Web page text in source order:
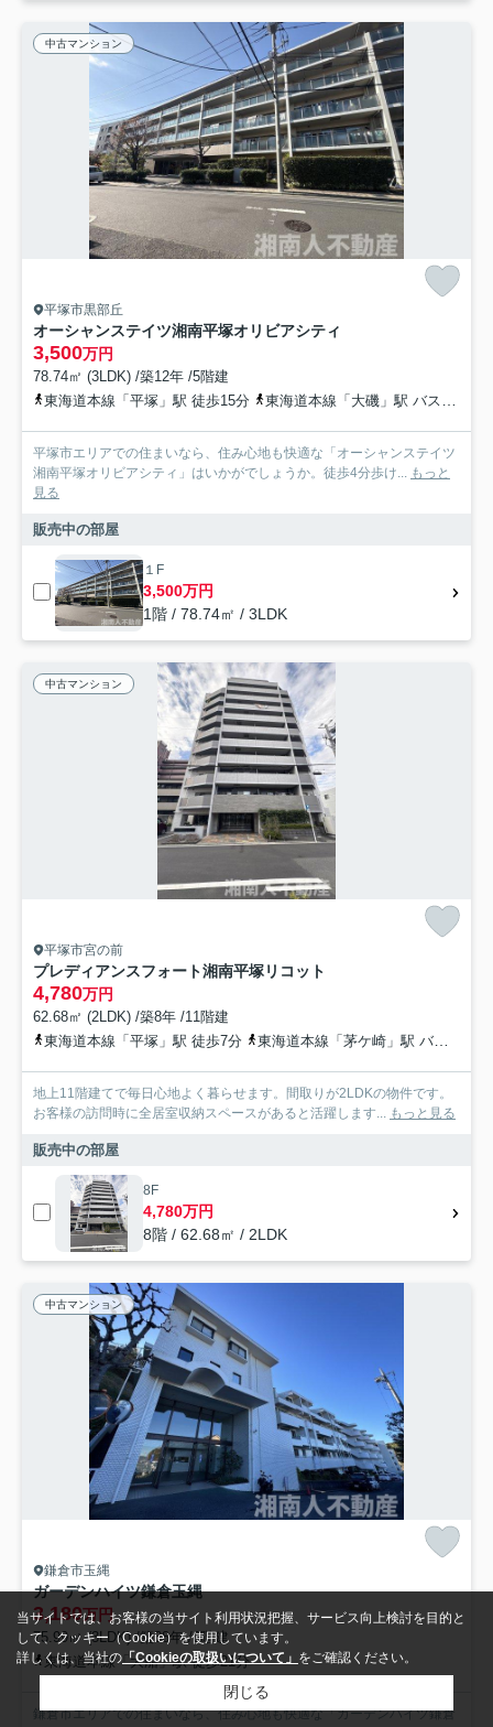
中古マンション
平塚市黒部丘
オーシャンステイツ湘南平塚オリビアシティ
3,500万円
78.74㎡ (3LDK) /築12年 /5階建
東海道本線「平塚」駅 徒歩15分
東海道本線「大磯」駅 バス12分 神奈川中央交通「すみれ平局前」 停歩4分
平塚市エリアでの住まいなら、住み心地も快適な「オーシャンステイツ
湘南平塚オリビアシティ」はいかがでしょうか。徒歩4分歩け...
もっと
見る
販売中の部屋
１F
3,500万円
1階 / 78.74㎡ / 3LDK
中古マンション
平塚市宮の前
プレディアンスフォート湘南平塚リコット
4,780万円
62.68㎡ (2LDK) /築8年 /11階建
東海道本線「平塚」駅 徒歩7分
東海道本線「茅ケ崎」駅 バス17分 神奈川中央交通「松原（神奈川県）」 停歩3分
地上11階建てで毎日心地よく暮らせます。間取りが2LDKの物件です。
お客様の訪問時に全居室収納スペースがあると活躍します...
もっと見る
販売中の部屋
8F
4,780万円
8階 / 62.68㎡ / 2LDK
中古マンション
鎌倉市玉縄
ガーデンハイツ鎌倉玉縄
3,180万円
75.99㎡ (3LDK) /築38年 /6階建
東海道本線「大船」駅 徒歩21分
鎌倉市エリアでの住まいなら、住み心地も快適な「ガーデンハイツ鎌倉
当サイトでは、お客様の当サイト利用状況把握、サービス向上検討を目的と
して、クッキー（Cookie）を使用しています。
詳しくは、当社の 「Cookieの取扱いについて」 をご確認ください。
閉じる